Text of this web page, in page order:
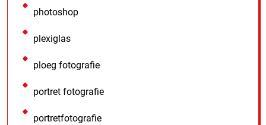
photoshop
plexiglas
ploeg fotografie
portret fotografie
portretfotografie